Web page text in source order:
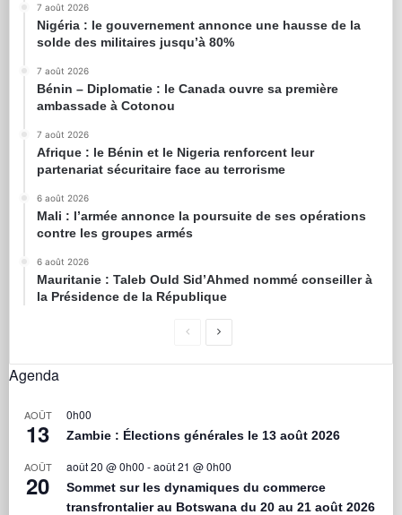
7 août 2026
Nigéria : le gouvernement annonce une hausse de la
solde des militaires jusqu’à 80%
7 août 2026
Bénin – Diplomatie : le Canada ouvre sa première
ambassade à Cotonou
7 août 2026
Afrique : le Bénin et le Nigeria renforcent leur
partenariat sécuritaire face au terrorisme
6 août 2026
Mali : l’armée annonce la poursuite de ses opérations
contre les groupes armés
6 août 2026
Mauritanie : Taleb Ould Sid’Ahmed nommé conseiller à
la Présidence de la République
Agenda
AOÛT
13
0h00
Zambie : Élections générales le 13 août 2026
AOÛT
20
août 20 @ 0h00 -août 21 @ 0h00
Sommet sur les dynamiques du commerce
transfrontalier au Botswana du 20 au 21 août 2026